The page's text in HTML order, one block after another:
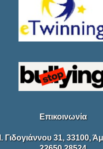
Επικοινωνία
Ι. Γιδογιάννου 31, 33100,